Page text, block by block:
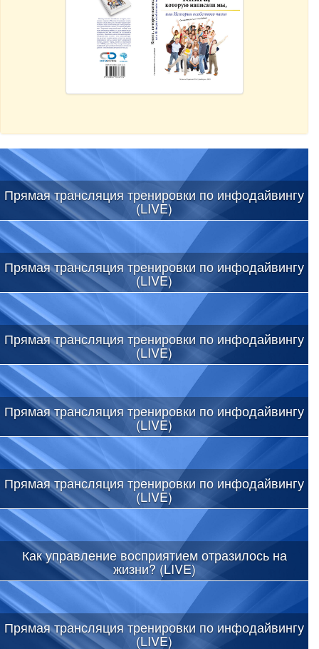
Прямая трансляция тренировки по инфодайвингу
(LIVE)
Прямая трансляция тренировки по инфодайвингу
(LIVE)
Прямая трансляция тренировки по инфодайвингу
(LIVE)
Прямая трансляция тренировки по инфодайвингу
(LIVE)
Прямая трансляция тренировки по инфодайвингу
(LIVE)
Как управление восприятием отразилось на
жизни? (LIVE)
Прямая трансляция тренировки по инфодайвингу
(LIVE)